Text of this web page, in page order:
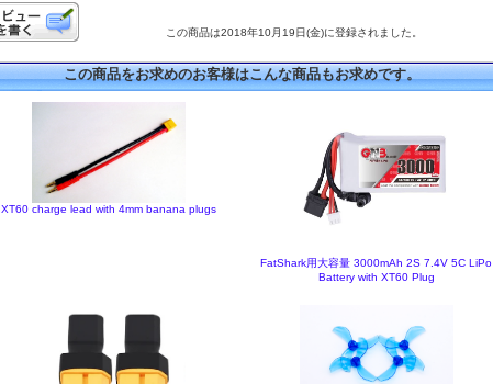
この商品は2018年10月19日(金)に登録されました。
この商品をお求めのお客様はこんな商品もお求めです。
XT60 charge lead with 4mm banana plugs
FatShark用大容量 3000mAh 2S 7.4V 5C LiPo
Battery with XT60 Plug